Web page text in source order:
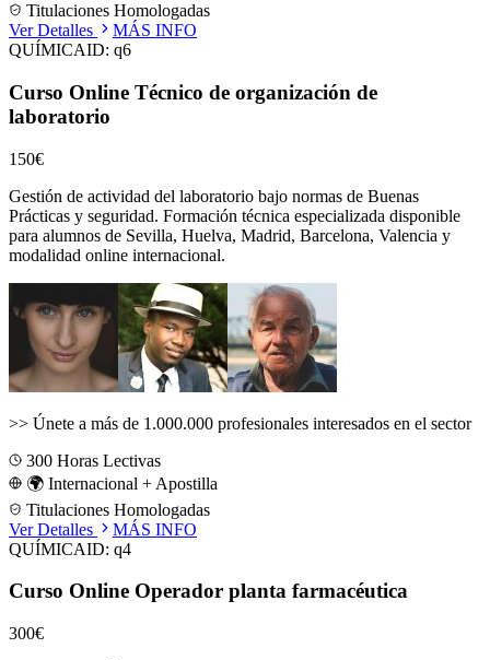
Titulaciones Homologadas
Ver Detalles
MÁS INFO
QUÍMICAID: q6
Curso Online Técnico de organización de
laboratorio
150€
Gestión de actividad del laboratorio bajo normas de Buenas
Prácticas y seguridad. Formación técnica especializada disponible
para alumnos de Sevilla, Huelva, Madrid, Barcelona, Valencia y
modalidad online internacional.
>> Únete a más de 1.000.000 profesionales interesados en el sector
300 Horas Lectivas
🌍 Internacional + Apostilla
Titulaciones Homologadas
Ver Detalles
MÁS INFO
QUÍMICAID: q4
Curso Online Operador planta farmacéutica
300€